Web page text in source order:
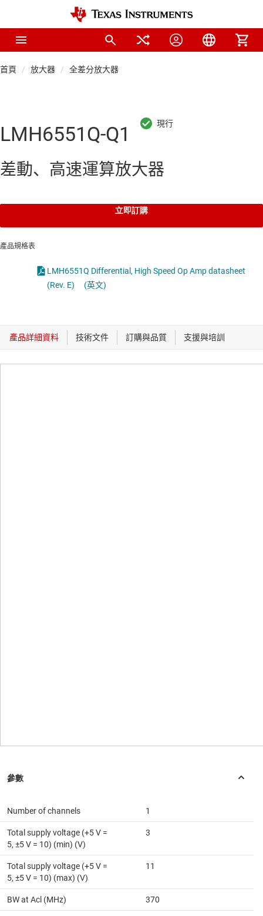
首頁 放大器 全差分放大器
LMH6551Q-Q1
差動、高速運算放大器
立即訂購
產品規格表
LMH6551Q Differential, High Speed Op Amp datasheet
(Rev. E)
(英文)
Number of channels 1
Total supply voltage (+5 V =
5, ±5 V = 10) (min) (V)
3
Total supply voltage (+5 V =
5, ±5 V = 10) (max) (V)
11
BW at Acl (MHz) 370